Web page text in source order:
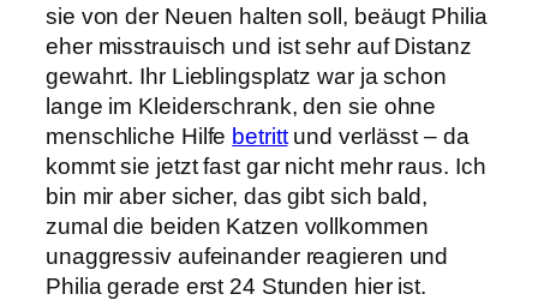
sie von der Neuen halten soll, beäugt Philia
eher misstrauisch und ist sehr auf Distanz
gewahrt. Ihr Lieblingsplatz war ja schon
lange im Kleiderschrank, den sie ohne
menschliche Hilfe betrittund verlässt – da
kommt sie jetzt fast gar nicht mehr raus. Ich
bin mir aber sicher, das gibt sich bald,
zumal die beiden Katzen vollkommen
unaggressiv aufeinander reagieren und
Philia gerade erst 24 Stunden hier ist.